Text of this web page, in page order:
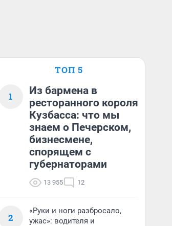
ТОП 5
1
Из бармена в
ресторанного короля
Кузбасса: что мы
знаем о Печерском,
бизнесмене,
спорящем с
губернаторами
13 955 12
2
«Руки и ноги разбросало,
ужас»: водителя и